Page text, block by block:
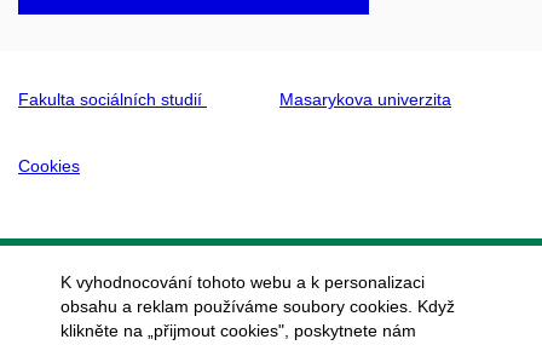
Fakulta sociálních studií Masarykova univerzita
Cookies
K vyhodnocování tohoto webu a k personalizaci
obsahu a reklam používáme soubory cookies. Když
klikněte na „přijmout cookies", poskytnete nám